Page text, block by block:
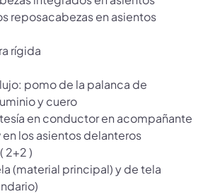
reposacabezas en asientos
rígida
pomo de la palanca de
y cuero
en conductor en acompañante
en los asientos delanteros
2+2 )
(material principal) y de tela